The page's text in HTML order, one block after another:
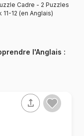
Cadre - 2 Puzzles
12 (en Anglais)
l'Anglais :